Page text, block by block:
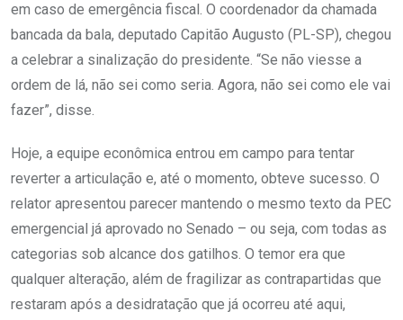
em caso de emergência fiscal. O coordenador da chamada
bancada da bala, deputado Capitão Augusto (PL-SP), chegou
a celebrar a sinalização do presidente. “Se não viesse a
ordem de lá, não sei como seria. Agora, não sei como ele vai
fazer”, disse.
Hoje, a equipe econômica entrou em campo para tentar
reverter a articulação e, até o momento, obteve sucesso. O
relator apresentou parecer mantendo o mesmo texto da PEC
emergencial já aprovado no Senado – ou seja, com todas as
categorias sob alcance dos gatilhos. O temor era que
qualquer alteração, além de fragilizar as contrapartidas que
restaram após a desidratação que já ocorreu até aqui,